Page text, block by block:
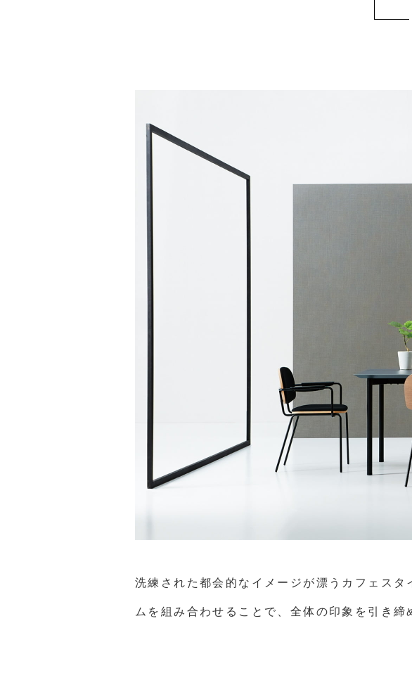
洗練された都会的なイメージが漂うカフェス
ムを組み合わせることで、全体の印象を引き締